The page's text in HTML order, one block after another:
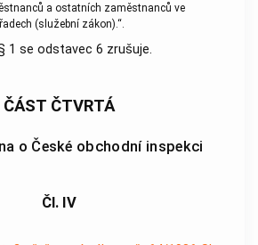
a ostatních zaměstnanců ve
(služební zákon).“.
1 se odstavec 6 zrušuje.
ČÁST ČTVRTÁ
o České obchodní inspekci
Čl. IV